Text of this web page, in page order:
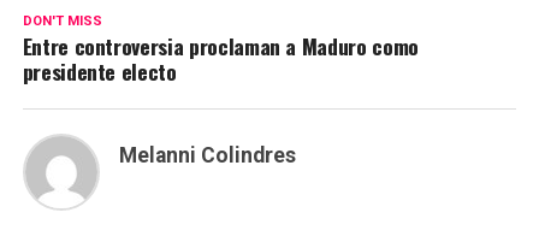
DON'T MISS
Entre controversia proclaman a Maduro como
presidente electo
Melanni Colindres